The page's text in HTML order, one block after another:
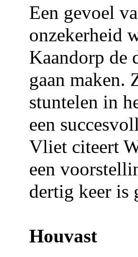
Een gevoel
onzekerheid
Kaandorp de
gaan maken.
stuntelen in
een
Vliet citeert
een
dertig keer is
Houvast